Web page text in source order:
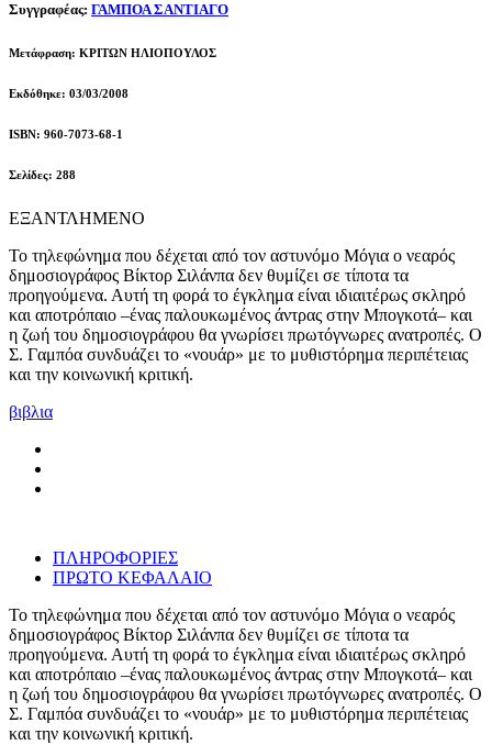
Συγγραφέας: ΓΑΜΠΟΑ ΣΑΝΤΙΑΓΟ
Μετάφραση: ΚΡΙΤΩΝ ΗΛΙΟΠΟΥΛΟΣ
Εκδόθηκε: 03/03/2008
ISBN: 960-7073-68-1
Σελίδες: 288
ΕΞΑΝΤΛΗΜΕΝΟ
Το τηλεφώνημα που δέχεται από τον αστυνόμο Μόγια ο νεαρός
δημοσιογράφος Βίκτορ Σιλάνπα δεν θυμίζει σε τίποτα τα
προηγούμενα. Αυτή τη φορά το έγκλημα είναι ιδιαιτέρως σκληρό
και αποτρόπαιο –ένας παλουκωμένος άντρας στην Μπογκοτά– και
η ζωή του δημοσιογράφου θα γνωρίσει πρωτόγνωρες ανατροπές. Ο
Σ. Γαμπόα συνδυάζει το «νουάρ» με το μυθιστόρημα περιπέτειας
και την κοινωνική κριτική.
βιβλια
ΠΛΗΡΟΦΟΡΙΕΣ
ΠΡΩΤΟ ΚΕΦΑΛΑΙΟ
Το τηλεφώνημα που δέχεται από τον αστυνόμο Μόγια ο νεαρός
δημοσιογράφος Βίκτορ Σιλάνπα δεν θυμίζει σε τίποτα τα
προηγούμενα. Αυτή τη φορά το έγκλημα είναι ιδιαιτέρως σκληρό
και αποτρόπαιο –ένας παλουκωμένος άντρας στην Μπογκοτά– και
η ζωή του δημοσιογράφου θα γνωρίσει πρωτόγνωρες ανατροπές. Ο
Σ. Γαμπόα συνδυάζει το «νουάρ» με το μυθιστόρημα περιπέτειας
και την κοινωνική κριτική.